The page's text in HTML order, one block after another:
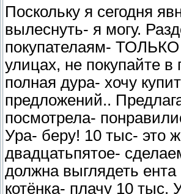
которой понос и она
становятся на столько
чьей жизнью. А мы еще о
претензий,если бы я
была куплена за 300р у
маленького в доме мы
Кстати, мне не
глистогонки,мне Люба
вывод,что не
мес.
Поскольку я сегодня
вылеснуть- я могу.
покупателаям-
улицах, не покупайте
полная дура- хочу
предложений..
посмотрела-
Ура- беру! 10 тыс- это
двадцатьпятое-
должна выглядеть
котёнка- плачу 10 тыс.